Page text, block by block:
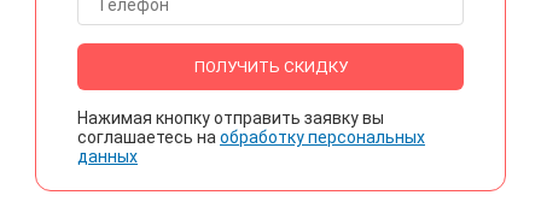
ПОЛУЧИТЬ СКИДКУ
Нажимая кнопку отправить заявку вы
соглашаетесь на обработку персональных
данных